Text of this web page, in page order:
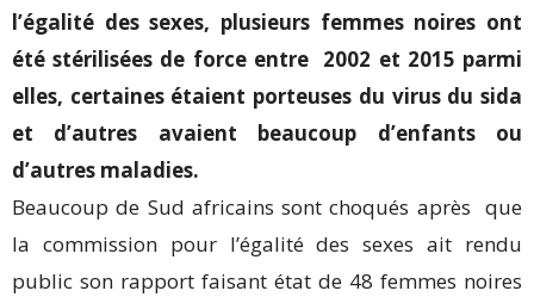
l’égalité des sexes, plusieurs femmes noires ont
été stérilisées de force entre 2002 et 2015 parmi
elles, certaines étaient porteuses du virus du sida
et d’autres avaient beaucoup d’enfants ou
d’autres maladies.
Beaucoup de Sud africains sont choqués après que
la commission pour l’égalité des sexes ait rendu
public son rapport faisant état de 48 femmes noires